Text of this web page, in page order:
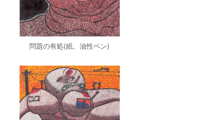
問題の有処(紙、油性ペン)